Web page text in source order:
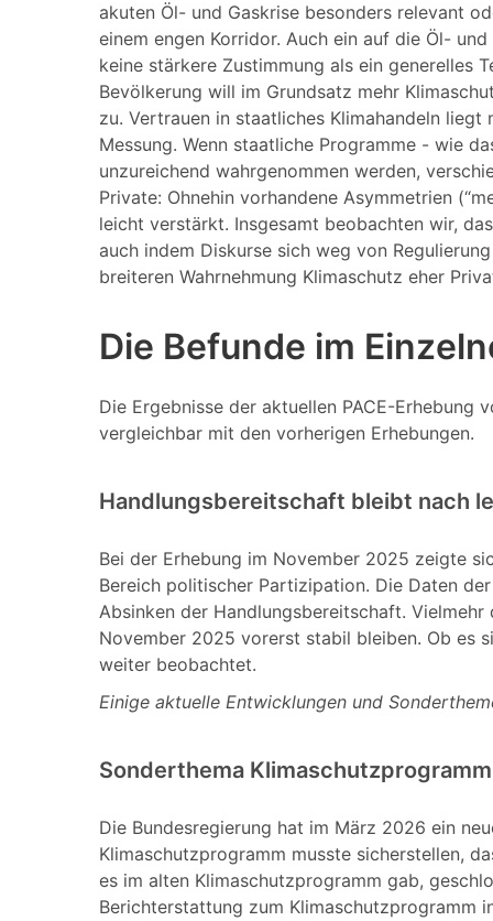
akuten Öl- und Gaskrise besonders relevant
einem engen Korridor. Auch ein auf die Öl-
keine stärkere Zustimmung als ein generelles
Bevölkerung will im Grundsatz mehr
zu. Vertrauen in staatliches Klimahandeln
Messung. Wenn staatliche Programme - wie
unzureichend wahrgenommen werden,
Private: Ohnehin vorhandene Asymmetrien
leicht verstärkt. Insgesamt beobachten wir,
auch indem Diskurse sich weg von
breiteren Wahrnehmung Klimaschutz eher
Die Befunde im
Die Ergebnisse der aktuellen PACE-
vergleichbar mit den vorherigen Erhebungen.
Handlungsbereitschaft bleibt nach
Bei der Erhebung im November 2025 zeigte
Bereich politischer Partizipation. Die Daten
Absinken der Handlungsbereitschaft.
November 2025 vorerst stabil bleiben. Ob es
weiter beobachtet.
Einige aktuelle Entwicklungen und
Sonderthema Klimaschutzprogramm
Die Bundesregierung hat im März 2026 ein
Klimaschutzprogramm musste sicherstellen,
es im alten Klimaschutzprogramm gab,
Berichterstattung zum Klimaschutzprogramm